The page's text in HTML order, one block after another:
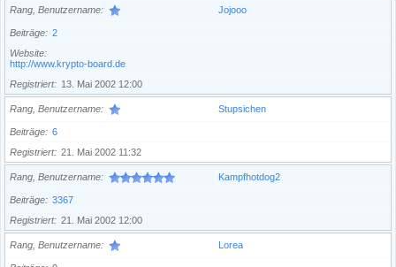
Rang, Benutzername Jojooo
Beiträge
2
Website
http://www.krypto-board.de
Registriert
13. Mai 2002 12:00
Rang, Benutzername Stupsichen
Beiträge
6
Registriert
21. Mai 2002 11:32
Rang, Benutzername Kampfhotdog2
Beiträge
3367
Registriert
21. Mai 2002 12:00
Rang, Benutzername Lorea